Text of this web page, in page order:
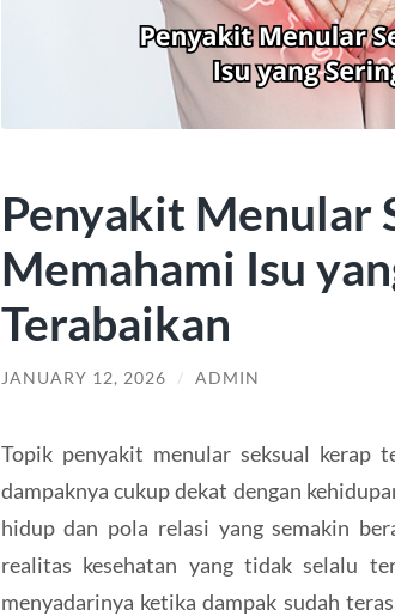
Penyakit Menular
Memahami Isu
Terabaikan
JANUARY 12, 2026 / ADMIN
Topik penyakit menular seksual kerap
dampaknya cukup dekat dengan
hidup dan pola relasi yang semakin
realitas kesehatan yang tidak selalu
menyadarinya ketika dampak sudah